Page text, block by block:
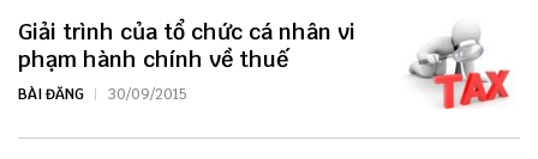
Giải trình của tổ chức cá nhân vi
phạm hành chính về thuế
BÀI ĐĂNG 30/09/2015